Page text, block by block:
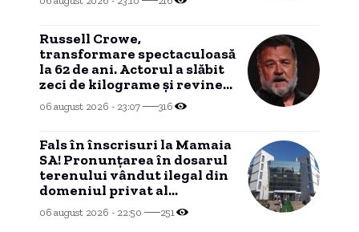
Russell Crowe,
transformare spectaculoasă
la 62 de ani. Actorul a slăbit
zeci de kilograme și revine
la silueta din „Gladiatorul”
06 august 2026 - 23:07 316
Fals în înscrisuri la Mamaia
SA! Pronunțarea în dosarul
terenului vândut ilegal din
domeniul privat al
Constanței se apropie.
06 august 2026 - 22:50 251